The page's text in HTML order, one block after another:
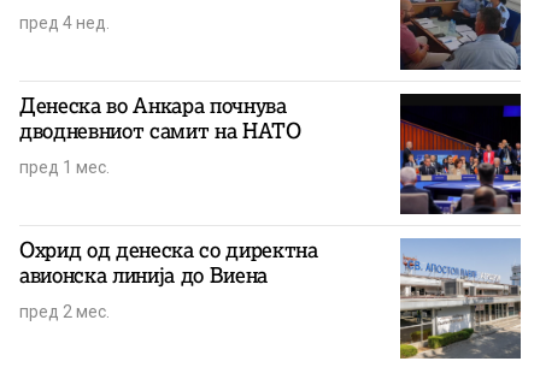
пред 4 нед.
Денеска во Анкара почнува
дводневниот самит на НАТО
пред 1 мес.
Охрид од денеска со директна
авионска линија до Виена
пред 2 мес.